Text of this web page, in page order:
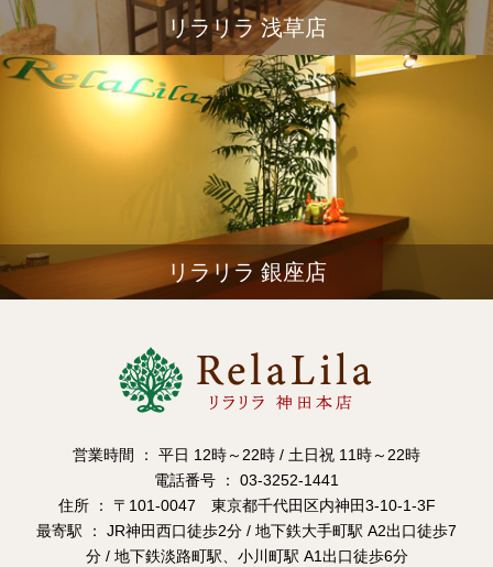
リラリラ 浅草店
リラリラ 銀座店
営業時間 ： 平日 12時～22時 / 土日祝 11時～22時
電話番号 ： 03-3252-1441
住所 ： 〒101-0047 東京都千代田区内神田3-10-1-3F
最寄駅 ： JR神田西口徒歩2分 / 地下鉄大手町駅 A2出口徒歩7
分 / 地下鉄淡路町駅、小川町駅 A1出口徒歩6分